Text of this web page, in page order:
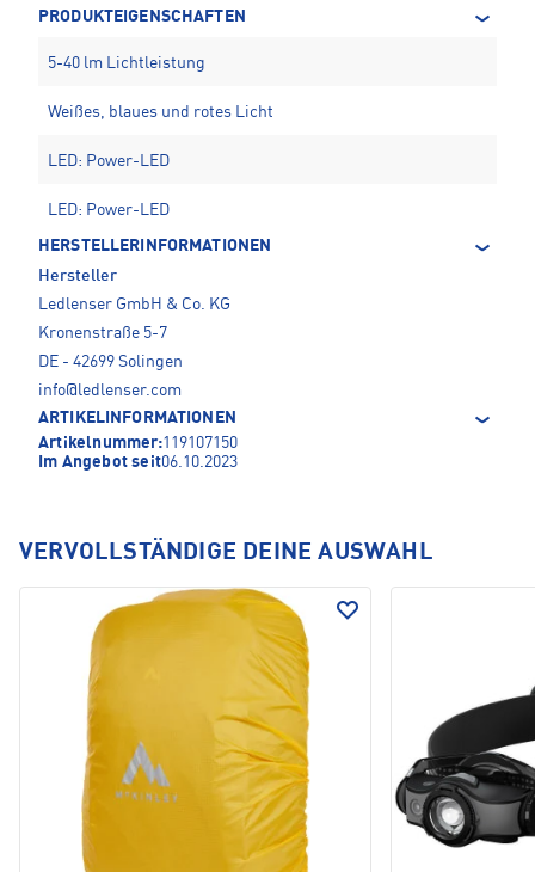
PRODUKTEIGENSCHAFTEN
5-40 lm Lichtleistung
Weißes, blaues und rotes Licht
LED: Power-LED
LED: Power-LED
HERSTELLERINFORMATIONEN
Hersteller
Ledlenser GmbH & Co. KG
Kronenstraße 5-7
DE - 42699 Solingen
info@ledlenser.com
ARTIKELINFORMATIONEN
Artikelnummer:119107150
Im Angebot seit06.10.2023
VERVOLLSTÄNDIGE DEINE AUSWAHL